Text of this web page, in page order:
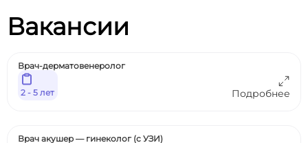
Вакансии
Врач-дерматовенеролог
Подробнее
2 - 5 лет
Врач акушер — гинеколог (с УЗИ)